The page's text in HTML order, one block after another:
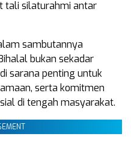
tali silaturahmi antar
sambutannya
bukan sekadar
sarana penting untuk
serta komitmen
di tengah masyarakat.